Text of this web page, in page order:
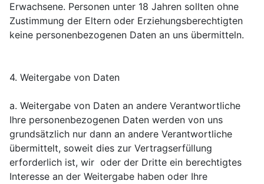
Erwachsene. Personen unter 18 Jahren sollten ohne
Zustimmung der Eltern oder Erziehungsberechtigten
keine personenbezogenen Daten an uns übermitteln.
4. Weitergabe von Daten
a. Weitergabe von Daten an andere Verantwortliche
Ihre personenbezogenen Daten werden von uns
grundsätzlich nur dann an andere Verantwortliche
übermittelt, soweit dies zur Vertragserfüllung
erforderlich ist, wir oder der Dritte ein berechtigtes
Interesse an der Weitergabe haben oder Ihre